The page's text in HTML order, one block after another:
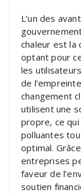
L’un des
chaleur est la
optant pour
les
de
changement
utilisent une
propre, ce
polluantes
optimal.
entreprises
faveur de
soutien